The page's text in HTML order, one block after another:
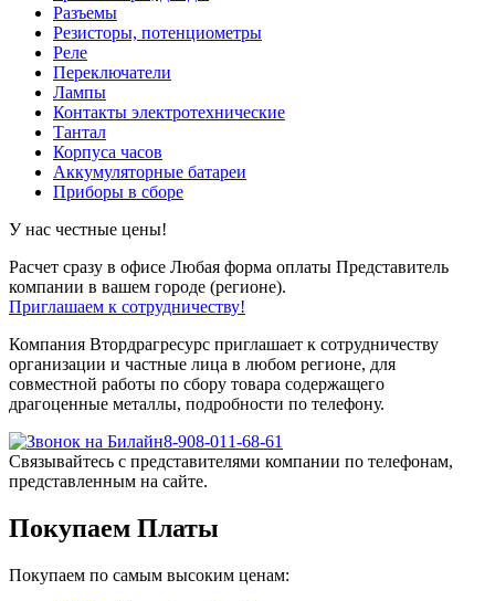
Разъемы
Резисторы, потенциометры
Реле
Переключатели
Лампы
Контакты электротехнические
Тантал
Корпуса часов
Аккумуляторные батареи
Приборы в сборе
У нас честные цены!
Расчет сразу в офисе Любая форма оплаты Представитель
компании в вашем городе (регионе).
Приглашаем к сотрудничеству!
Компания Втордрагресурс приглашает к сотрудничеству
организации и частные лица в любом регионе, для
совместной работы по сбору товара содержащего
драгоценные металлы, подробности по телефону.
8-908-011-68-61
Связывайтесь с представителями компании по телефонам,
представленным на сайте.
Покупаем Платы
Покупаем по самым высоким ценам: